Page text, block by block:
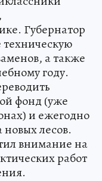
Губернатор
а также
году.
фонд (уже
и ежегодно
лесов.
внимание на
работ